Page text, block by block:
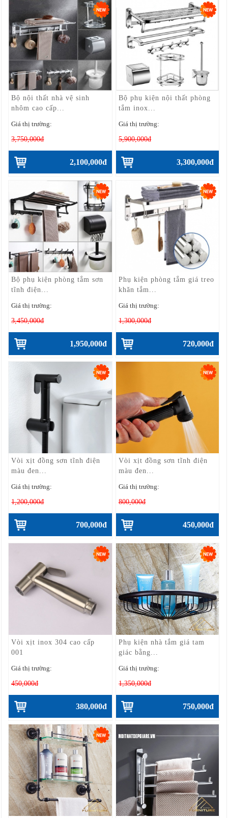
Bộ nội thất nhà vệ sinh
nhôm cao cấp...
Giá thị trường:
3,750,000đ
2,100,000đ
Bộ phụ kiện nội thất phòng
tắm inox...
Giá thị trường:
5,900,000đ
3,300,000đ
Bộ phụ kiện phòng tắm sơn
tĩnh điện...
Giá thị trường:
3,450,000đ
1,950,000đ
Phụ kiện phòng tắm giá treo
khăn tắm...
Giá thị trường:
1,300,000đ
720,000đ
Vòi xịt đồng sơn tĩnh điện
màu đen...
Giá thị trường:
1,200,000đ
700,000đ
Vòi xịt đồng sơn tĩnh điện
màu đen...
Giá thị trường:
800,000đ
450,000đ
Vòi xịt inox 304 cao cấp
001
Giá thị trường:
450,000đ
380,000đ
Phụ kiện nhà tắm giá tam
giác bằng...
Giá thị trường:
1,350,000đ
750,000đ